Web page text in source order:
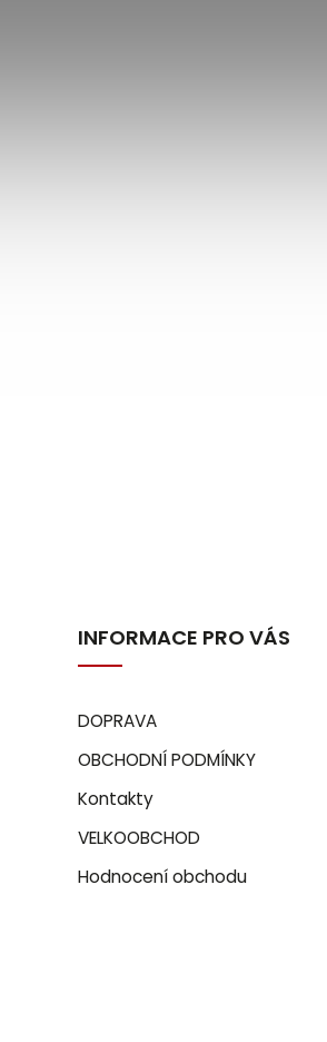
INFORMACE PRO VÁS
DOPRAVA
OBCHODNÍ PODMÍNKY
Kontakty
VELKOOBCHOD
Hodnocení obchodu